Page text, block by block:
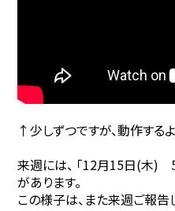
↑少しずつですが、動作するよ
来週には、 「12月15日(木)
があります。
この様子は、また来週ご報告